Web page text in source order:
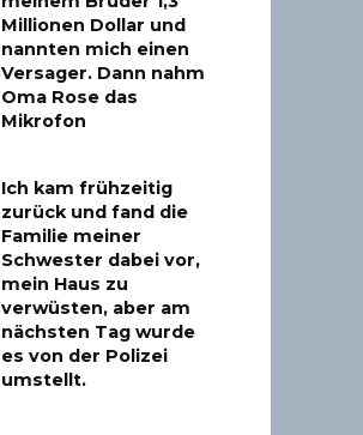
Millionen Dollar und
nannten mich einen
Versager. Dann nahm
Oma Rose das
Mikrofon
Ich kam frühzeitig
zurück und fand die
Familie meiner
Schwester dabei vor,
mein Haus zu
verwüsten, aber am
nächsten Tag wurde
es von der Polizei
umstellt.